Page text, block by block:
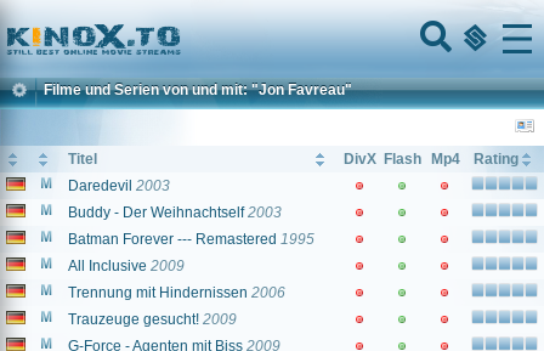
Home
Menu
Filme und Serien von und mit: "Jon Favreau"
Titel DivX Flash Mp4
Rating
Daredevil 2003
Buddy - Der Weihnachtself 2003
Batman Forever --- Remastered 1995
All Inclusive 2009
Trennung mit Hindernissen 2006
Trauzeuge gesucht! 2009
G-Force - Agenten mit Biss 2009